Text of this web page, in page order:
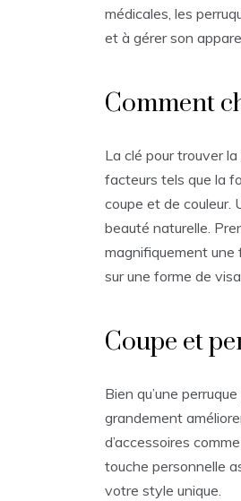
médicales, les
et à gérer son
Comment
La clé pour trouver
facteurs tels que la
coupe et de couleur.
beauté naturelle.
magnifiquement une
sur une forme de
Coupe et
Bien qu’une
grandement
d’accessoires
touche personnelle
votre style unique.